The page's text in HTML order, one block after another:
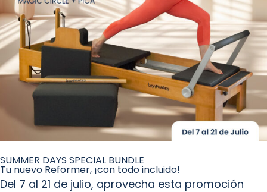
SUMMER DAYS SPECIAL BUNDLE
Tu nuevo Reformer, ¡con todo incluido!
Del 7 al 21 de julio, aprovecha esta promoción